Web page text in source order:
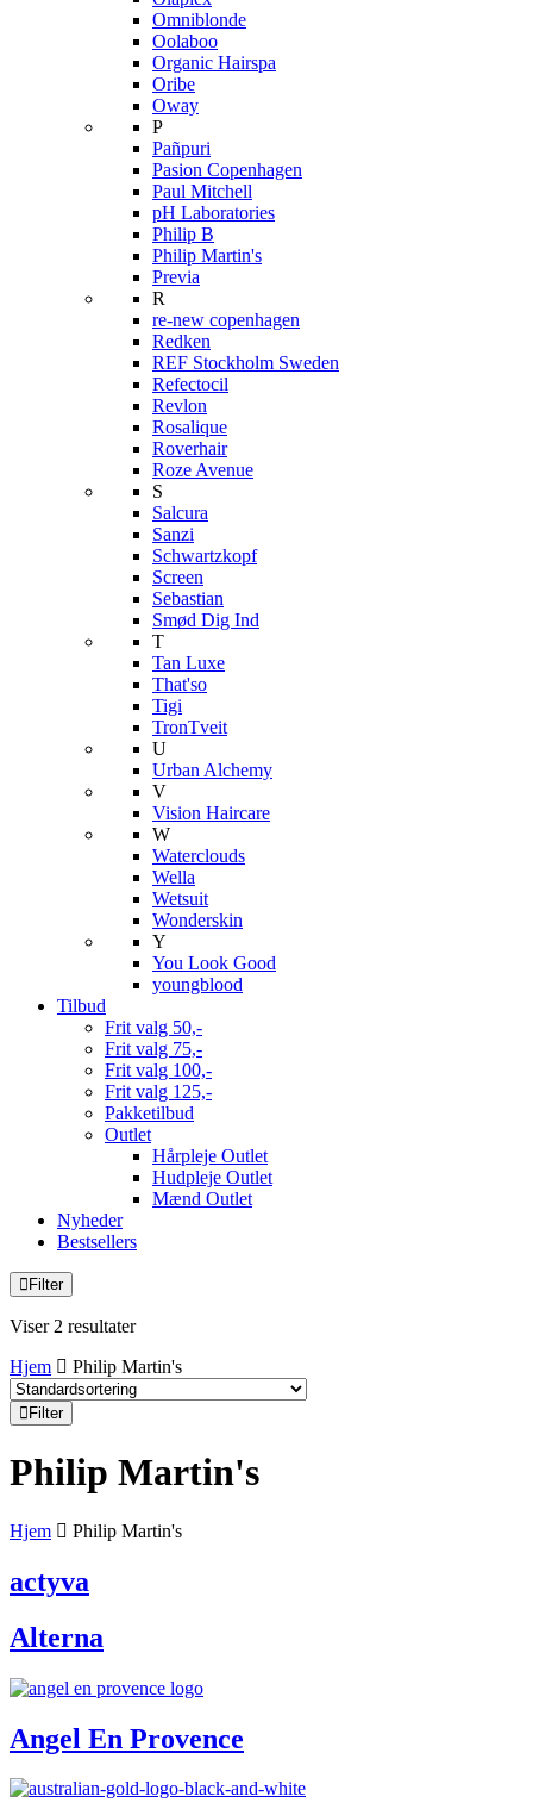
Omniblonde
Oolaboo
Organic Hairspa
Oribe
Oway
P
Pañpuri
Pasion Copenhagen
Paul Mitchell
pH Laboratories
Philip B
Philip Martin's
Previa
R
re-new copenhagen
Redken
REF Stockholm Sweden
Refectocil
Revlon
Rosalique
Roverhair
Roze Avenue
S
Salcura
Sanzi
Schwartzkopf
Screen
Sebastian
Smød Dig Ind
T
Tan Luxe
That'so
Tigi
TronTveit
U
Urban Alchemy
V
Vision Haircare
W
Waterclouds
Wella
Wetsuit
Wonderskin
Y
You Look Good
youngblood
Tilbud
Frit valg 50,-
Frit valg 75,-
Frit valg 100,-
Frit valg 125,-
Pakketilbud
Outlet
Hårpleje Outlet
Hudpleje Outlet
Mænd Outlet
Nyheder
Bestsellers
Filter
Viser 2 resultater
Hjem
Philip Martin's
Filter
Philip Martin's
Hjem Philip Martin's
actyva
Alterna
Angel En Provence